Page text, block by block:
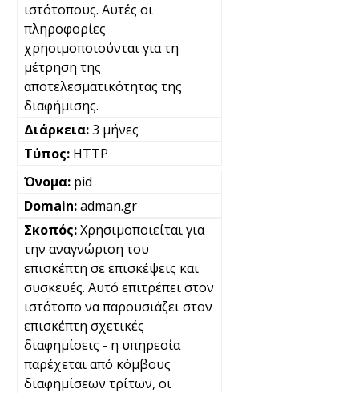
ιστότοπους. Αυτές οι
πληροφορίες
χρησιμοποιούνται για τη
μέτρηση της
αποτελεσματικότητας της
διαφήμισης.
3 μήνες
HTTP
pid
adman.gr
Χρησιμοποιείται για
την αναγνώριση του
επισκέπτη σε επισκέψεις και
συσκευές. Αυτό επιτρέπει στον
ιστότοπο να παρουσιάζει στον
επισκέπτη σχετικές
διαφημίσεις - η υπηρεσία
παρέχεται από κόμβους
διαφημίσεων τρίτων, οι